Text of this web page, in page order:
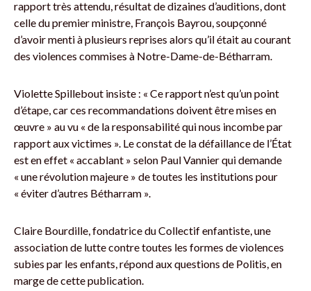
rapport très attendu, résultat de dizaines d’auditions, dont
celle du premier ministre, François Bayrou, soupçonné
d’avoir menti à plusieurs reprises alors qu’il était au courant
des violences commises à Notre-Dame-de-Bétharram.
Violette Spillebout insiste : « Ce rapport n’est qu’un point
d’étape, car ces recommandations doivent être mises en
œuvre » au vu « de la responsabilité qui nous incombe par
rapport aux victimes ». Le constat de la défaillance de l’État
est en effet « accablant » selon Paul Vannier qui demande
« une révolution majeure » de toutes les institutions pour
« éviter d’autres Bétharram ».
Claire Bourdille, fondatrice du Collectif enfantiste, une
association de lutte contre toutes les formes de violences
subies par les enfants, répond aux questions de Politis, en
marge de cette publication.